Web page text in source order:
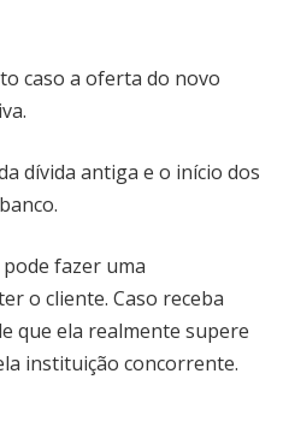
caso a oferta do novo
dívida antiga e o início dos
fazer uma
o cliente. Caso receba
que ela realmente supere
instituição concorrente.